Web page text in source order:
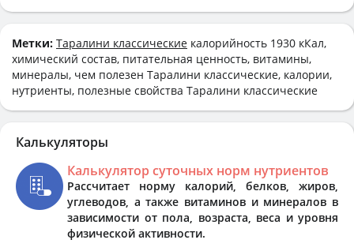
Метки: Таралини классические калорийность 1930 кКал,
химический состав, питательная ценность, витамины,
минералы, чем полезен Таралини классические, калории,
нутриенты, полезные свойства Таралини классические
Калькуляторы
Калькулятор суточных норм нутриентов
Рассчитает норму калорий, белков, жиров,
углеводов, а также витаминов и минералов в
зависимости от пола, возраста, веса и уровня
физической активности.